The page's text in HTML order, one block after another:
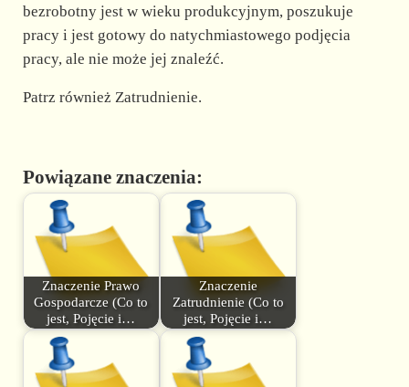
bezrobotny jest w wieku produkcyjnym, poszukuje
pracy i jest gotowy do natychmiastowego podjęcia
pracy, ale nie może jej znaleźć.
Patrz również Zatrudnienie.
Powiązane znaczenia:
Znaczenie Prawo
Gospodarcze (Co to
jest, Pojęcie i…
Znaczenie
Zatrudnienie (Co to
jest, Pojęcie i…